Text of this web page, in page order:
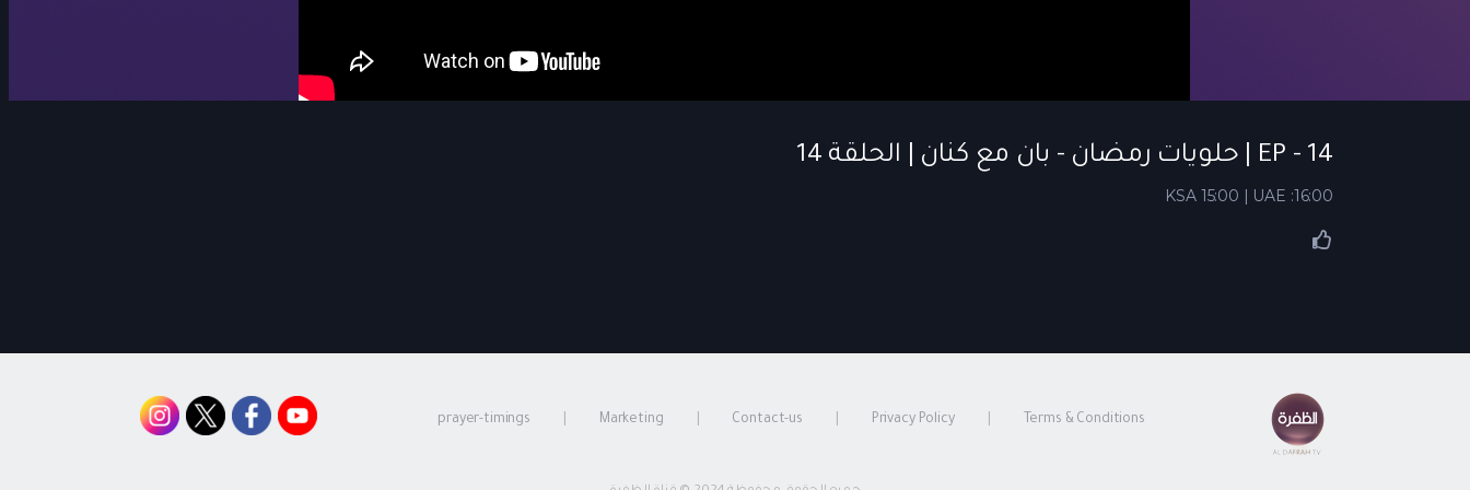
EP - 14 | حلويات رمضان - بان مع كنان | الحلقة 14
KSA 15:00 | UAE :16:00
Terms & Conditions
Privacy Policy
Contact-us
Marketing
prayer-timings